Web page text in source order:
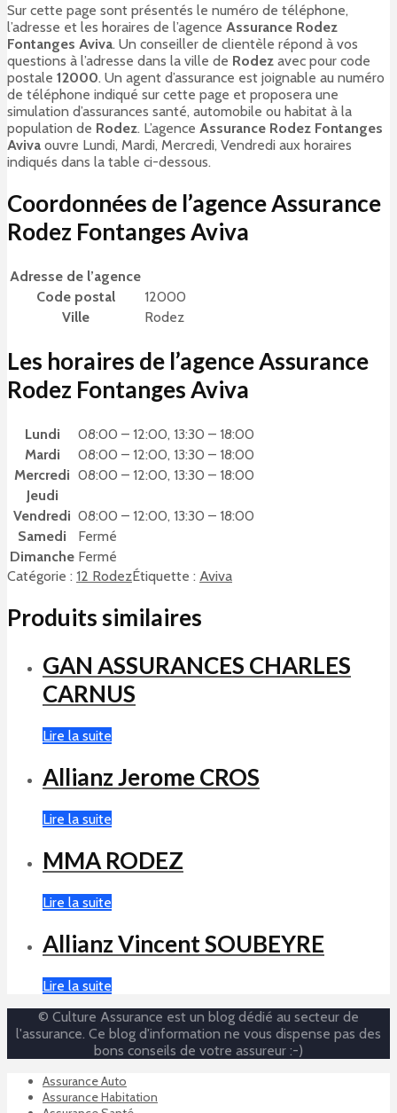
Sur cette page sont présentés le numéro de téléphone,
l’adresse et les horaires de l’agence Assurance Rodez
Fontanges Aviva. Un conseiller de clientèle répond à vos
questions à l’adresse dans la ville de Rodez avec pour code
postale 12000. Un agent d’assurance est joignable au numéro
de téléphone indiqué sur cette page et proposera une
simulation d’assurances santé, automobile ou habitat à la
population de Rodez. L’agence Assurance Rodez Fontanges
Aviva ouvre Lundi, Mardi, Mercredi, Vendredi aux horaires
indiqués dans la table ci-dessous.
Coordonnées de l’agence Assurance
Rodez Fontanges Aviva
Adresse de l’agence
Code postal
12000
Ville
Rodez
Les horaires de l’agence Assurance
Rodez Fontanges Aviva
Lundi
08:00 – 12:00, 13:30 – 18:00
Mardi
08:00 – 12:00, 13:30 – 18:00
Mercredi 08:00 – 12:00, 13:30 – 18:00
Jeudi
Vendredi 08:00 – 12:00, 13:30 – 18:00
Samedi
Fermé
Dimanche Fermé
Catégorie : 12 RodezÉtiquette : Aviva
Produits similaires
GAN ASSURANCES CHARLES
CARNUS
Lire la suite
Allianz Jerome CROS
Lire la suite
MMA RODEZ
Lire la suite
Allianz Vincent SOUBEYRE
Lire la suite
© Culture Assurance est un blog dédié au secteur de
l'assurance. Ce blog d'information ne vous dispense pas des
bons conseils de votre assureur :-)
Assurance Auto
Assurance Habitation